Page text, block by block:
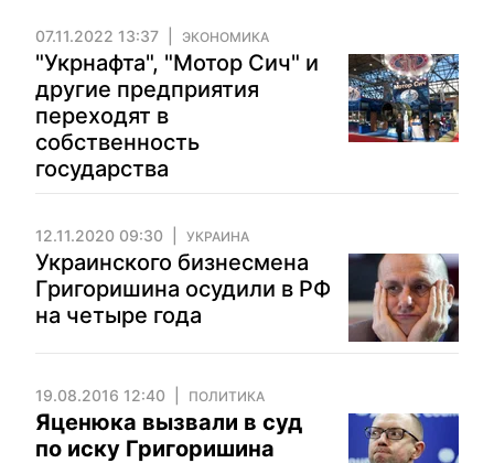
07.11.2022 13:37 ЭКОНОМИКА
"Укрнафта", "Мотор Сич" и
другие предприятия
переходят в
собственность
государства
12.11.2020 09:30 УКРАИНА
Украинского бизнесмена
Григоришина осудили в РФ
на четыре года
19.08.2016 12:40 ПОЛИТИКА
Яценюка вызвали в суд
по иску Григоришина